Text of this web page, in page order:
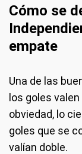
Cómo se
empate
Una de las
los goles
obviedad, lo
goles que se
valían doble.